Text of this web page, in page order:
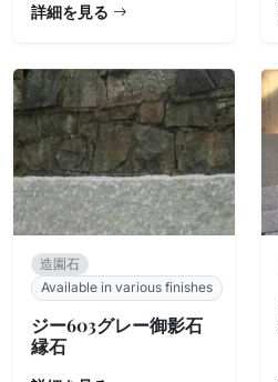
詳細を見る
造園石
Available in various finishes
ジー603グレー御影石
縁石